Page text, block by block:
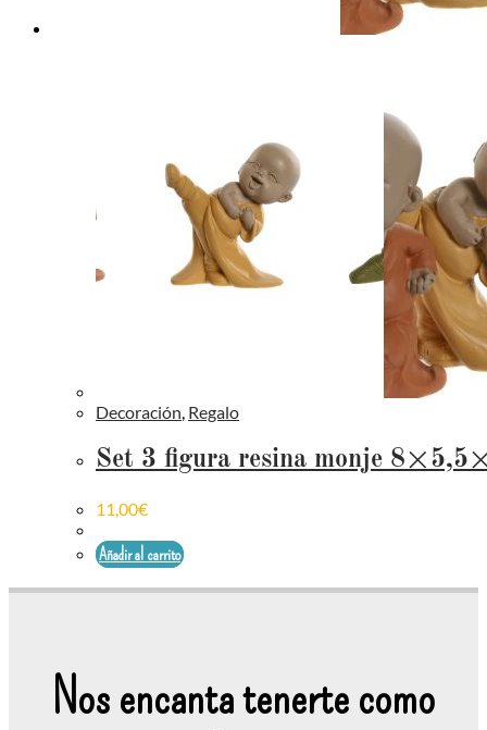
Decoración, Regalo
Set 3 figura resina monje
11,00€
Añadir al carrito
Nos encanta tenerte como